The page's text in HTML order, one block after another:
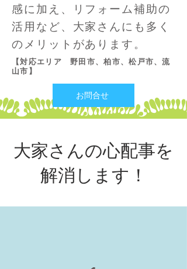
感に加え、リフォーム補助の
活用など、大家さんにも多く
のメリットがあります。
【対応エリア 野田市、柏市、松戸市、流
山市】
お問合せ
大家さんの心配事を
解消します！